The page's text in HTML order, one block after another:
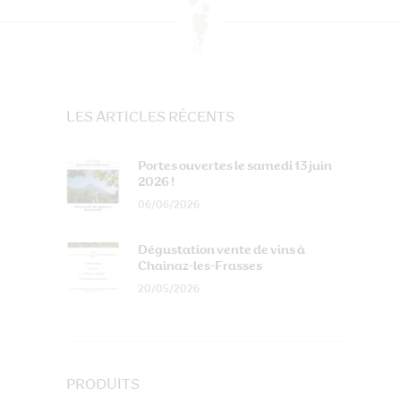
LES ARTICLES RÉCENTS
Portes ouvertes le samedi 13 juin
2026 !
06/06/2026
Dégustation vente de vins à
Chainaz-les-Frasses
20/05/2026
PRODUITS